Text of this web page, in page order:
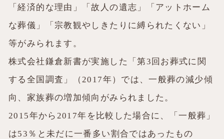
「経済的な理由」「故人の遺志」「アットホーム
な葬儀」「宗教観やしきたりに縛られたくない」
等がみられます。
株式会社鎌倉新書が実施した「第3回お葬式に関
する全国調査」（2017年）では、一般葬の減少傾
向、家族葬の増加傾向がみられました。
2015年から2017年を比較した場合に、「一般葬」
は53％と未だに一番多い割合ではあったもの